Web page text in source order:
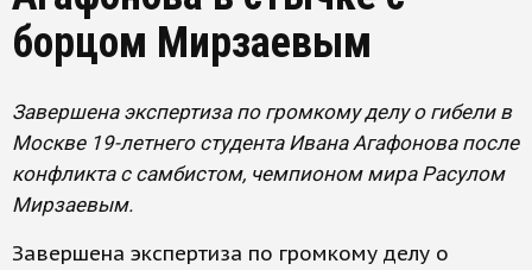
борцом Мирзаевым
Завершена экспертиза по громкому делу о гибели в
Москве 19-летнего студента Ивана Агафонова после
конфликта с самбистом, чемпионом мира Расулом
Мирзаевым.
Завершена экспертиза по громкому делу о